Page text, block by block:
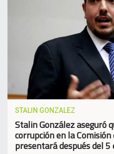
STALIN GONZALEZ
Stalin González aseguró
corrupción en la
presentará después del 5